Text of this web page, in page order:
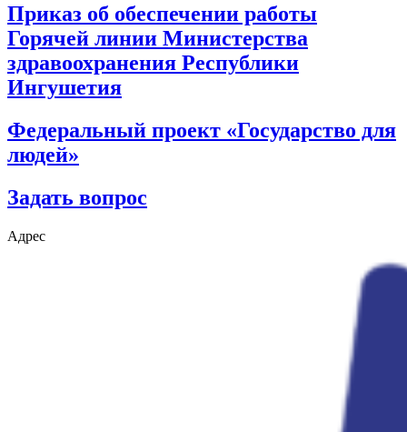
Приказ об обеспечении работы
Горячей линии Министерства
здравоохранения Республики
Ингушетия
Федеральный проект «Государство для
людей»
Задать вопрос
Адрес